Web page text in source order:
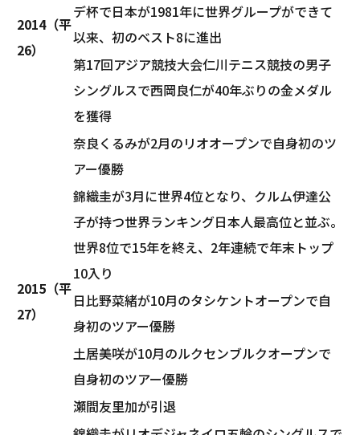
2014（平
26）
デ杯で日本が1981年に世界グループができて
以来、初のベスト8に進出
第17回アジア競技大会仁川テニス競技の男子
シングルスで西岡良仁が40年ぶりの金メダル
を獲得
奈良くるみが2月のリオオープンで自身初のツ
アー優勝
2015（平
27）
錦織圭が3月に世界4位となり、クルム伊達公
子が持つ世界ランキング日本人最高位と並ぶ。
世界8位で15年を終え、2年連続で年末トップ
10入り
日比野菜緒が10月のタシケントオープンで自
身初のツアー優勝
土居美咲が10月のルクセンブルクオープンで
自身初のツアー優勝
瀬間友里加が引退